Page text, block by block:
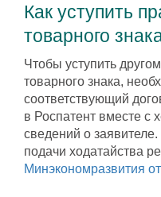
Как уступить
товарного
Чтобы уступить
товарного знака,
соответствующий
в Роспатент вместе с
сведений о
подачи ходатайства
Минэкономразвития